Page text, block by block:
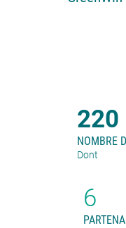
220
NOMBRE
Dont
6